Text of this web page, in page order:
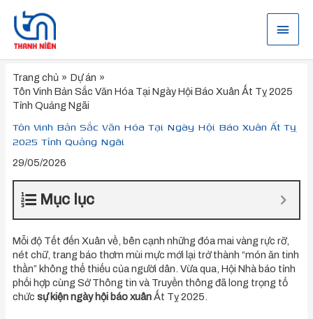
dung
Menu
Trang chủ
Dự án
Tôn Vinh Bản Sắc Văn Hóa Tại Ngày Hội Báo Xuân Ất Tỵ 2025
Tỉnh Quảng Ngãi
Tôn Vinh Bản Sắc Văn Hóa Tại Ngày Hội Báo Xuân Ất Tỵ
2025 Tỉnh Quảng Ngãi
29/05/2026
Mục lục
Mỗi độ Tết đến Xuân về, bên cạnh những đóa mai vàng rực rỡ,
nét chữ, trang báo thơm mùi mực mới lại trở thành “món ăn tinh
thần” không thể thiếu của người dân. Vừa qua, Hội Nhà báo tỉnh
phối hợp cùng Sở Thông tin và Truyền thông đã long trọng tổ
chức sự kiện ngày hội báo xuânẤt Tỵ 2025.